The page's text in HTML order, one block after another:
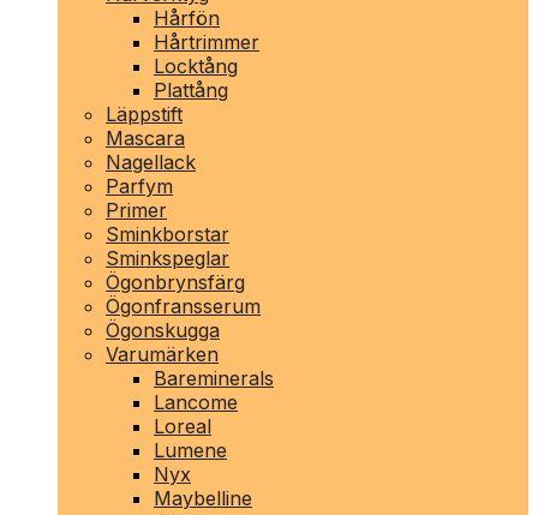
Hårfön
Hårtrimmer
Locktång
Plattång
Läppstift
Mascara
Nagellack
Parfym
Primer
Sminkborstar
Sminkspeglar
Ögonbrynsfärg
Ögonfransserum
Ögonskugga
Varumärken
Bareminerals
Lancome
Loreal
Lumene
Nyx
Maybelline